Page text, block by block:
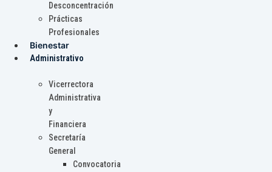
Desconcentración
Prácticas
Profesionales
Bienestar
Administrativo
Vicerrectora
Administrativa
y
Financiera
Secretaría
General
Convocatoria